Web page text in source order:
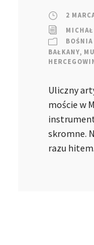
2
BAŁKANY,
Uliczny
moście w
skromne.
razu hitem.